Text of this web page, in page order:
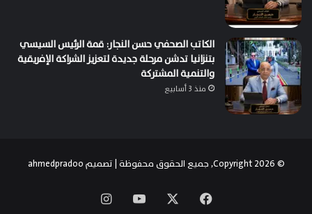
الكاتب الصحفي حسن النجار: قمة الرئيس السيسي
بتنزانيا تدشن مرحلة جديدة لتعزيز الشراكة الإفريقية
والتنمية المشتركة
منذ 3 أسابيع
© Copyright 2026, جميع الحقوق محفوظة | تصميم ahmedpradoo
فيسبوك ‫YouTube